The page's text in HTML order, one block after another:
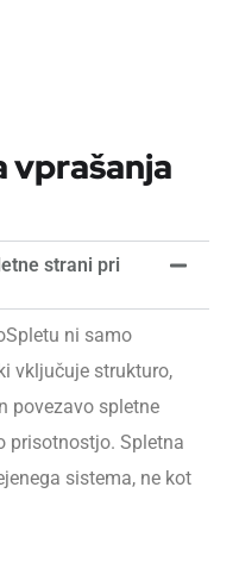
vprašanja
strani pri
ni samo
vključuje strukturo,
povezavo spletne
prisotnostjo. Spletna
sistema, ne kot